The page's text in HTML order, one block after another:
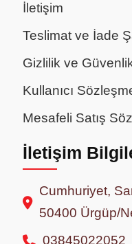
İletişim
Teslimat ve İade
Gizlilik ve
Kullanıcı
Mesafeli Satış
İletişim
Cumhuriyet,
50400 Ürgüp/
03845022052